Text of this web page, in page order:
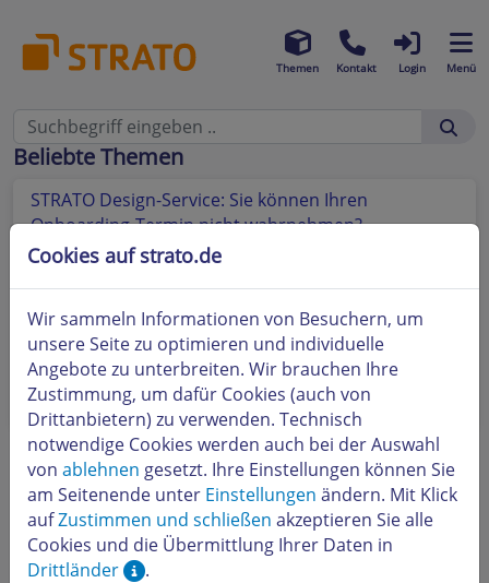
Themen Kontakt Login Menü
Beliebte Themen
STRATO Design-Service: Sie können Ihren
Onboarding-Termin nicht wahrnehmen?
STRATO Design-Service: Ihr Onboarding-Termin via
GoToMeeting
STRATO Design-Service: Ihr Guide für das
Go2Meeting
STRATO Design-Service: Der Onboarding-Termin
Cookies auf strato.de
Wir sammeln Informationen von Besuchern, um
unsere Seite zu optimieren und individuelle
Angebote zu unterbreiten. Wir brauchen Ihre
Zustimmung, um dafür Cookies (auch von
Drittanbietern) zu verwenden. Technisch
notwendige Cookies werden auch bei der Auswahl
von ablehnen gesetzt. Ihre Einstellungen können Sie
am Seitenende unter Einstellungen ändern. Mit Klick
aufZustimmen und schließen akzeptieren Sie alle
Cookies und die Übermittlung Ihrer Daten in
Drittländer
.